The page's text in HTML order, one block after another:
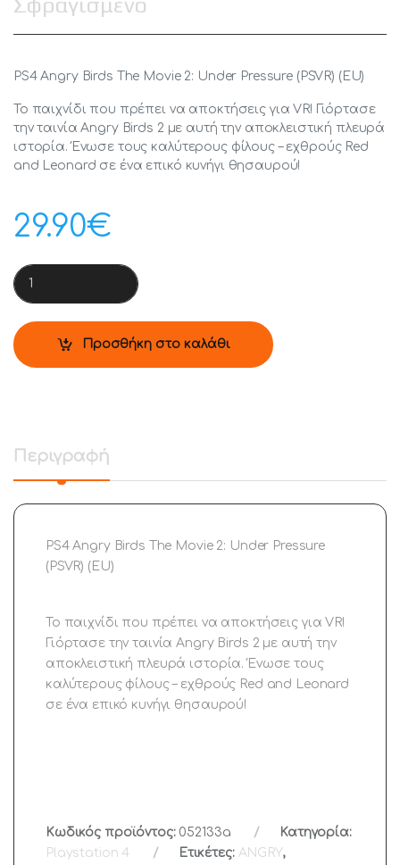
PS4 Angry Birds The Movie 2: Under Pressure (PSVR) (EU)
Το παιχνίδι που πρέπει να αποκτήσεις για VR! Γιόρτασε
την ταινία Angry Birds 2 με αυτή την αποκλειστική πλευρά
ιστορία. Ένωσε τους καλύτερους φίλους – εχθρούς Red
and Leonard σε ένα επικό κυνήγι θησαυρού!
29.90€
PS4 Angry Birds The Movie 2: Under Pressure (PSVR) (EU) -
Προσθήκη στο καλάθι
Περιγραφή
PS4 Angry Birds The Movie 2: Under Pressure
(PSVR) (EU)
Το παιχνίδι που πρέπει να αποκτήσεις για VR!
Γιόρτασε την ταινία Angry Birds 2 με αυτή την
αποκλειστική πλευρά ιστορία. Ένωσε τους
καλύτερους φίλους – εχθρούς Red and Leonard
σε ένα επικό κυνήγι θησαυρού!
Κωδικός προϊόντος: 052133a
Κατηγορία:
Playstation 4
Ετικέτες: ANGRY,